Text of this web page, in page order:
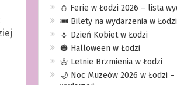
⛄️ Ferie w Łodzi 2026 – lista
🎟️ Bilety na wydarzenia w Łodzi
🌷 Dzień Kobiet w Łodzi
🎃 Halloween w Łodzi
🌼 Letnie Brzmienia w Łodzi
🌙 Noc Muzeów 2026 w Łodzi –